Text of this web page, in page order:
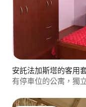
安託法加斯塔的客用
有停車位的公寓，獨